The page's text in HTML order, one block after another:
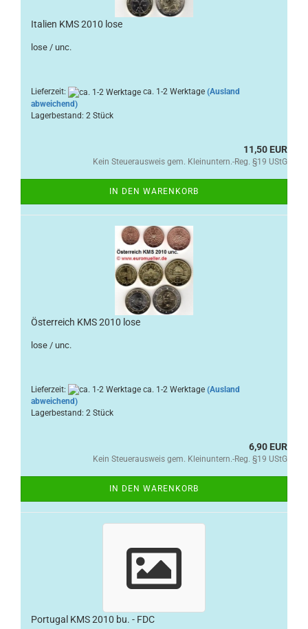
Italien KMS 2010 lose
lose / unc.
Lieferzeit: ca. 1-2 Werktage (Ausland
abweichend)
Lagerbestand: 2 Stück
11,50 EUR
Kein Steuerausweis gem. Kleinuntern.-Reg. §19 UStG
IN DEN WARENKORB
Österreich KMS 2010 lose
lose / unc.
Lieferzeit: ca. 1-2 Werktage (Ausland
abweichend)
Lagerbestand: 2 Stück
6,90 EUR
Kein Steuerausweis gem. Kleinuntern.-Reg. §19 UStG
IN DEN WARENKORB
Portugal KMS 2010 bu. - FDC